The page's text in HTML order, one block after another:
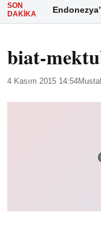
SON
DAKIKA
biat-
4 Kasım 2015 14:54